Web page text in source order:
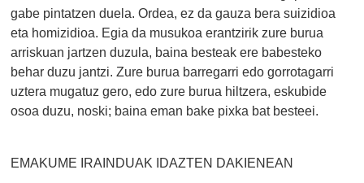
gabe pintatzen duela. Ordea, ez da gauza bera suizidioa
eta homizidioa. Egia da musukoa erantzirik zure burua
arriskuan jartzen duzula, baina besteak ere babesteko
behar duzu jantzi. Zure burua barregarri edo gorrotagarri
uztera mugatuz gero, edo zure burua hiltzera, eskubide
osoa duzu, noski; baina eman bake pixka bat besteei.
EMAKUME IRAINDUAK IDAZTEN DAKIENEAN